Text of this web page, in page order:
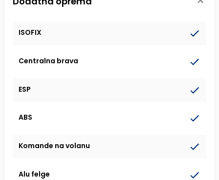
ISOFIX
Centralna brava
ESP
ABS
Komande na volanu
Alu felge